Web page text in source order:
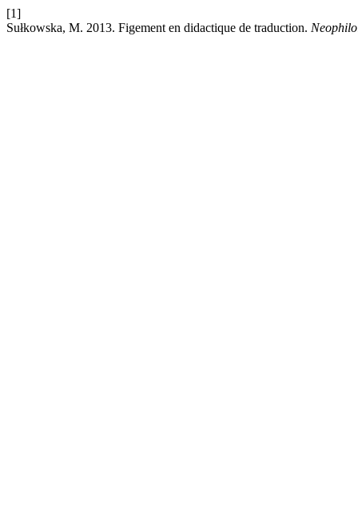
[1]
Sułkowska, M. 2013. Figement en didactique de traduction.